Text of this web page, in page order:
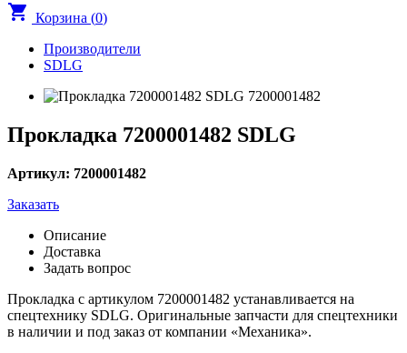
shopping_cart Корзина (0)
Производители
SDLG
Прокладка 7200001482 SDLG
Артикул: 7200001482
Заказать
Описание
Доставка
Задать вопрос
Прокладка с артикулом 7200001482 устанавливается на
спецтехнику SDLG. Оригинальные запчасти для спецтехники
в наличии и под заказ от компании «Механика».